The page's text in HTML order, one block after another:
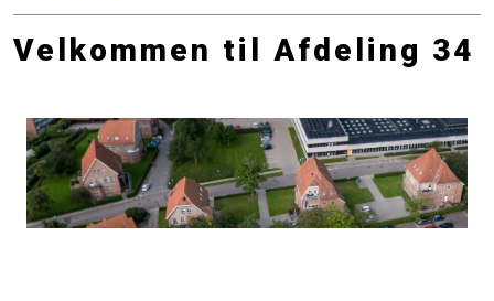
Velkommen til Afdeling 34